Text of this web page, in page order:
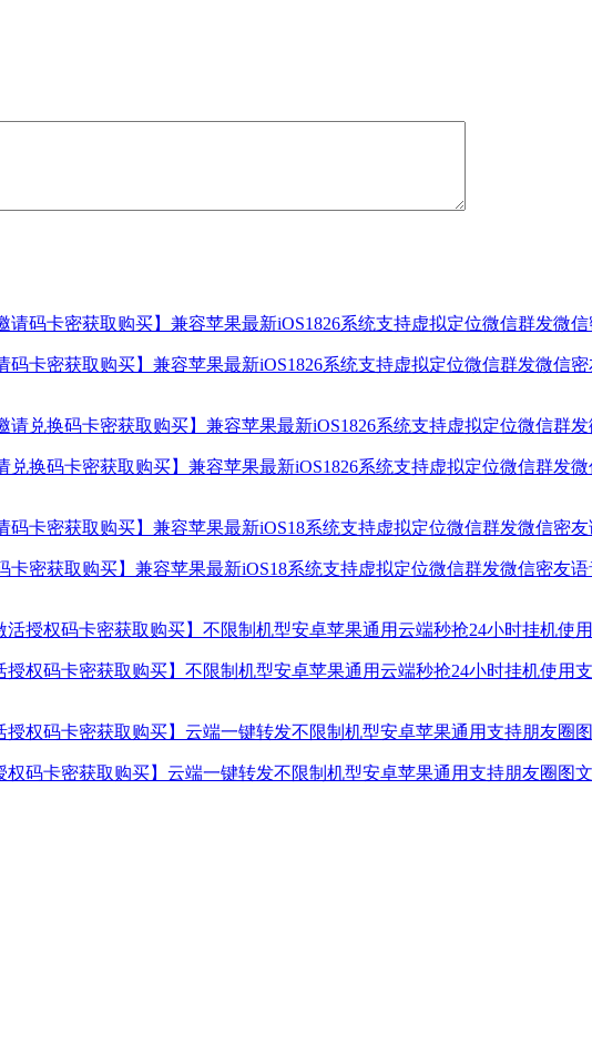
码卡密获取购买】兼容苹果最新iOS1826系统支持虚拟定位微信群发微信
兑换码卡密获取购买】兼容苹果最新iOS1826系统支持虚拟定位微信群发
卡密获取购买】兼容苹果最新iOS18系统支持虚拟定位微信群发微信密友
权码卡密获取购买】不限制机型安卓苹果通用云端秒抢24小时挂机使用
权码卡密获取购买】云端一键转发不限制机型安卓苹果通用支持朋友圈图